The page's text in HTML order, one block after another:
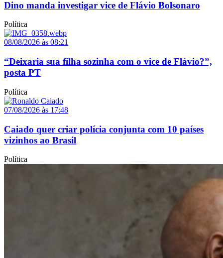
Dino manda investigar vice de Flávio Bolsonaro
Política
08/08/2026 às 08:21
“Deixaria sua filha sozinha com o vice de Flávio?”,
posta PT
Política
07/08/2026 às 17:48
Caiado quer criar polícia conjunta com 10 países
vizinhos ao Brasil
Política